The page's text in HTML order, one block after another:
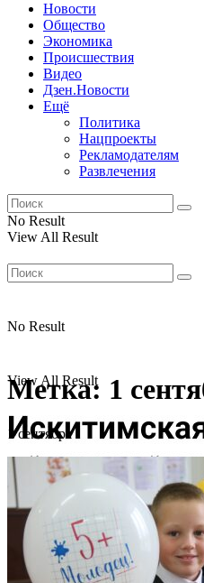
Новости
Общество
Экономика
Происшествия
Видео
Дзен.Новости
Ещё
Политика
Нацпроекты
Рекламодателям
Развлечения
No Result
View All Result
No Result
View All Result
Метка: 1
1 сентября